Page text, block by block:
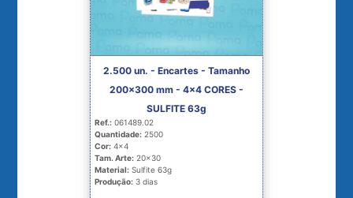
2.500 un. - Encartes - Tamanho
200x300 mm - 4x4 CORES -
SULFITE 63g
Ref.: 061489.02
Quantidade: 2500
Cor: 4x4
Tam. Arte: 20x30
Material: Sulfite 63g
Produção: 3 dias